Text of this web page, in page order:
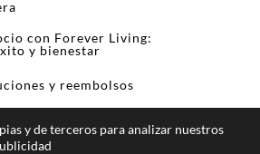
con Forever Living:
y bienestar
y reembolsos
y de terceros para analizar nuestros